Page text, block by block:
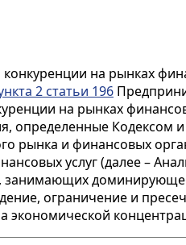
на рынках
2 статьи 196
на рынках
определенные Кодексом
рынка и финансовых
услуг (далее –
занимающих
ограничение и
экономической